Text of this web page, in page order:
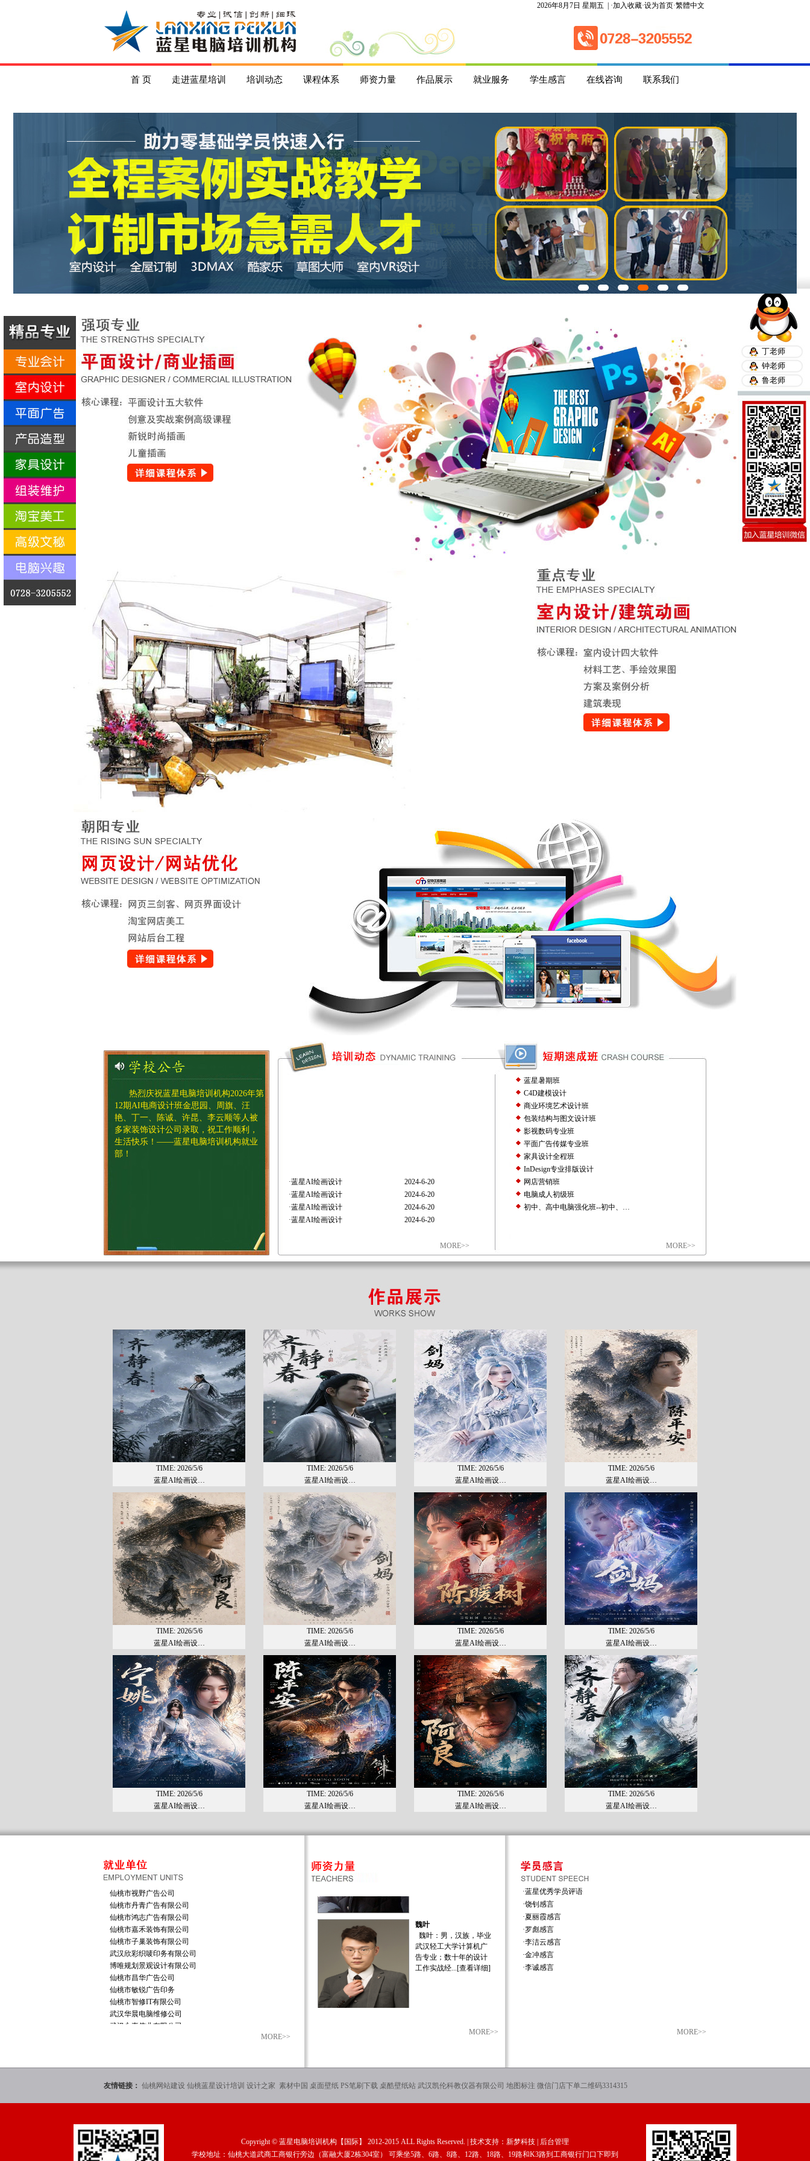
2026年8月7日 星期五 | ·加入收藏·设为首页·繁體中文
首 页 走进蓝星培训 培训动态 课程体系 师资力量 作品展示 就业服务 学生感言 在线咨询 联系我们
热烈庆祝蓝星电脑培训机构2026年第
12期AI电商设计班金思园、周旗、汪
艳、丁一、陈诚、许昆、李云顺等人被
多家装饰设计公司录取，祝工作顺利，
生活快乐！ ——蓝星电脑培训机构就业
部！
·蓝星AI绘画设计
2024-6-20
·蓝星AI绘画设计
2024-6-20
·蓝星AI绘画设计
2024-6-20
·蓝星AI绘画设计 2024-6-20
MORE>>
蓝星暑期班
C4D建模设计
商业环境艺术设计班
包装结构与图文设计班
影视数码专业班
平面广告传媒专业班
家具设计全程班
InDesign专业排版设计
网店营销班
电脑成人初级班
初中、高中电脑强化班--初中、…
MORE>>
TIME: 2026/5/6
蓝星AI绘画设…
TIME: 2026/5/6
蓝星AI绘画设…
TIME: 2026/5/6
蓝星AI绘画设…
TIME: 2026/5/6
蓝星AI绘画设…
TIME: 2026/5/6
蓝星AI绘画设…
TIME: 2026/5/6
蓝星AI绘画设…
TIME: 2026/5/6
蓝星AI绘画设…
TIME: 2026/5/6
蓝星AI绘画设…
TIME: 2026/5/6
蓝星AI绘画设…
TIME: 2026/5/6
蓝星AI绘画设…
TIME: 2026/5/6
蓝星AI绘画设…
TIME: 2026/5/6
蓝星AI绘画设…
仙桃市视野广告公司
仙桃市丹青广告有限公司
仙桃市鸿志广告有限公司
仙桃市嘉禾装饰有限公司
仙桃市子巢装饰有限公司
武汉欣彩织唛印务有限公司
博唯规划景观设计有限公司
仙桃市昌华广告公司
仙桃市敏锐广告印务
仙桃市智修IT有限公司
武汉华晨电脑维修公司
武汉永嘉伟业有限公司
江苏宗申三轮
武汉匠人装饰公司
武汉万邦房产公司
武汉雅庭装饰公司
武汉澳华装饰公司
MORE>>
丁伟
丁伟：男，汉族，市优
秀团员，毕业于武汉纺
织大学计算机广告设计
与应用专业...
[查看详细]
钟飞羽
钟飞羽：男，汉族，团
员。毕业于仙桃市广播
电视大学计算机机械工
业设计专业...[查看详细]
鲁慧
鲁慧：女，汉族，团
员。毕业于武汉工业学
院广告与传媒专业，多
年的从业经验...[查看详
细]
雷亚兰：女，汉族，团
年的从业经...[查看详细]
武汉轻工大学计算机广
告专业；数十年的设计
工作实战经...[查看详细]
秀团员，毕业于武汉纺
丁伟：男，汉族，市优
秀团员，毕业于武汉纺
MORE>>
·蓝星优秀学员评语
·饶钊感言
·夏丽霞感言
·罗彪感言
·李洁云感言
·金冲感言
·李诚感言
MORE>>
友情链接： 仙桃网站建设 仙桃蓝星设计培训 设计之家 素材中国 桌面壁纸 PS笔刷下载 桌酷壁纸站 武汉凯伦科教仪器有限公司 地图标注 微信门店下单二维码3314315
Copyright © 蓝星电脑培训机构【国际】 2012-2015 ALL Rights Reserved. | 技术支持： 新梦科技
后台管理
学校地址：仙桃大道武商工商银行旁边（富融大厦2栋304室） 可乘坐5路、6路、8路、12路、18路、19路和K3路到工商银行门口下即到
丁老师
钟老师
鲁老师